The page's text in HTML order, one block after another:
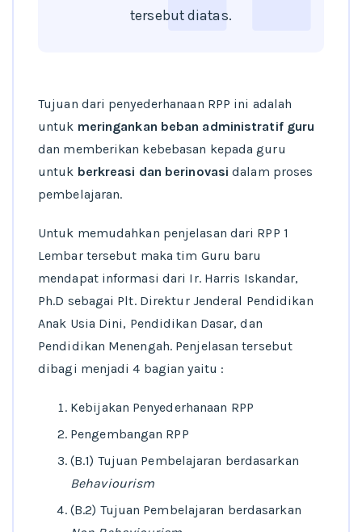
tersebut diatas.
Tujuan dari penyederhanaan RPP ini adalah
untuk meringankan beban administratif guru
dan memberikan kebebasan kepada guru
untuk berkreasi dan berinovasi dalam proses
pembelajaran.
Untuk memudahkan penjelasan dari RPP 1
Lembar tersebut maka tim Guru baru
mendapat informasi dari Ir. Harris Iskandar,
Ph.D sebagai Plt. Direktur Jenderal Pendidikan
Anak Usia Dini, Pendidikan Dasar, dan
Pendidikan Menengah. Penjelasan tersebut
dibagi menjadi 4 bagian yaitu :
Kebijakan Penyederhanaan RPP
Pengembangan RPP
(B.1) Tujuan Pembelajaran berdasarkan
Behaviourism
(B.2) Tujuan Pembelajaran berdasarkan